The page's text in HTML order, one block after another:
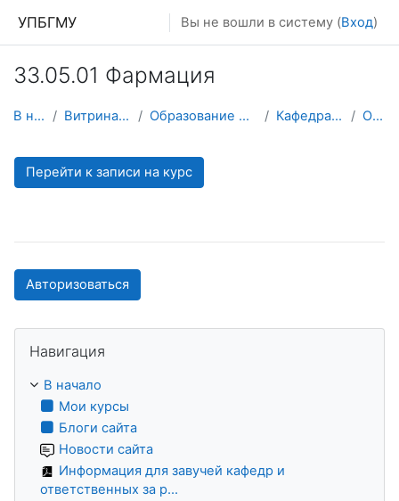
УПБГМУ Вы не вошли в систему (Вход)
33.05.01 Фармация
В начало Витрина курсов 3KL Образование 2025-2026 уч.год Кафедра философии О курсе
Перейти к записи на курс
Авторизоваться
Навигация
В начало
Мои курсы
Блоги сайта
Новости сайта
Информация для завучей кафедр и
ответственных за р...